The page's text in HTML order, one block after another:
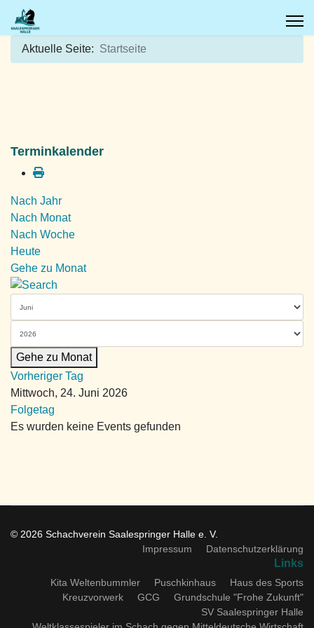
Aktuelle Seite: Startseite
Terminkalender
Nach Jahr
Nach Monat
Nach Woche
Heute
Gehe zu Monat
Gehe zu Monat
Vorheriger Tag
Mittwoch, 24. Juni 2026
Folgetag
Es wurden keine Events gefunden
© 2026 Schachverein Saalespringer Halle e. V.
Impressum
Datenschutzerklärung
Links
Kita Weltenbummler Puschkinhaus
Haus des Sports
Kreuzvorwerk
GCG
Grundschule "Frohe Zukunft"
SV Saalespringer Halle